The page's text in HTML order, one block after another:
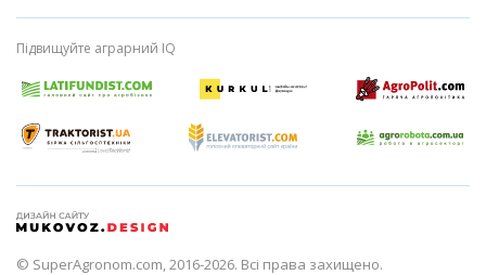
Підвищуйте аграрний IQ
© SuperAgronom.com, 2016-2026. Всі права захищено.